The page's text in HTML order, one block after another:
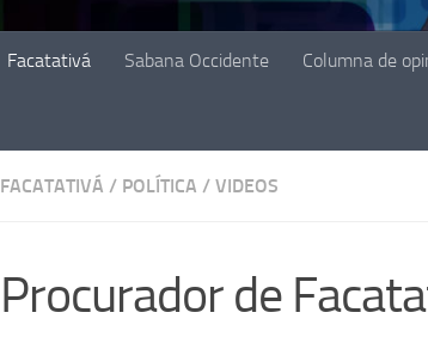
Facatativá Sabana Occidente Columna de
FACATATIVÁ / POLÍTICA / VIDEOS
Procurador de